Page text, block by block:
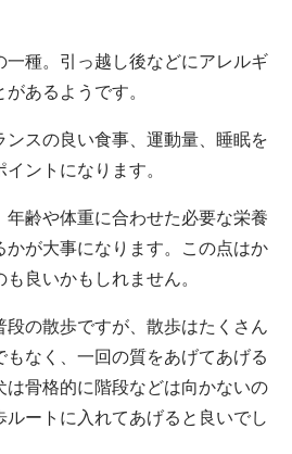
一種。引っ越し後などにアレルギ
あるようです。
スの良い食事、運動量、睡眠を
ントになります。
齢や体重に合わせた必要な栄養
かが大事になります。この点はか
良いかもしれません。
の散歩ですが、散歩はたくさん
なく、一回の質をあげてあげる
は骨格的に階段などは向かないの
ルートに入れてあげると良いでし